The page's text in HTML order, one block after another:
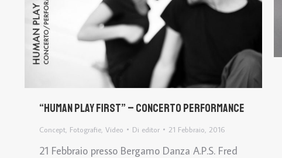
“Human play first” – concerto performance
Concept Fotografie Video Di editor 21 Febbraio, 2016
21 Febbraio presso Bergamo Danza A.P.S. Fred